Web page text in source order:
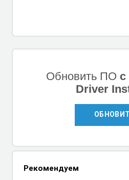
Обновить ПО
Driver
Рекомендуем